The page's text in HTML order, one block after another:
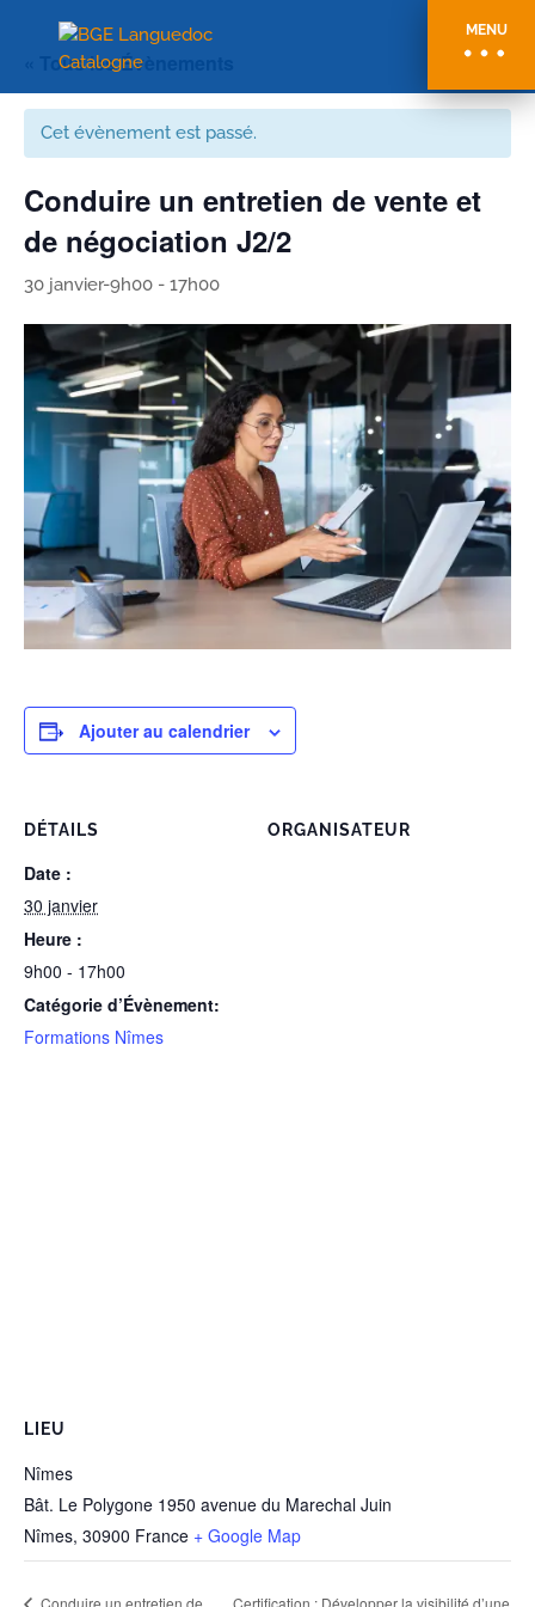
MENU
« Tous les Évènements
Cet évènement est passé.
Conduire un entretien de vente et
de négociation J2/2
30 janvier-9h00 - 17h00
Ajouter au calendrier
DÉTAILS
Date :
30 janvier
Heure :
9h00 - 17h00
Catégorie d’Évènement:
Formations Nîmes
ORGANISATEUR
LIEU
Nîmes
Bât. Le Polygone 1950 avenue du Marechal Juin
Nîmes, 30900 France + Google Map